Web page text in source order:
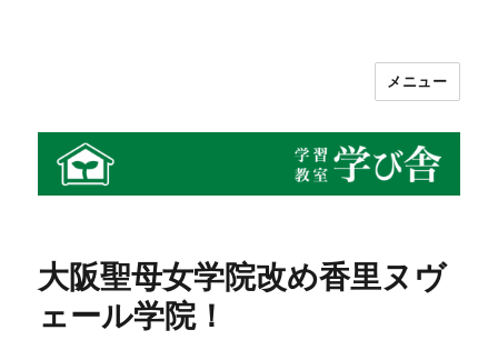
メニュー
大阪聖母女学院改め香里ヌヴ
ェール学院！